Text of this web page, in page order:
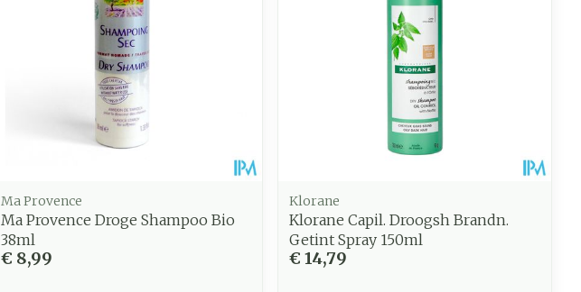
Ma Provence
Ma Provence Droge Shampoo Bio
38ml
€ 8,99
Klorane
Klorane Capil. Droogsh Brandn.
Getint Spray 150ml
€ 14,79